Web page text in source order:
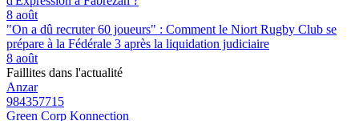
8 août
"On a dû recruter 60 joueurs" : Comment le Niort Rugby Club se
prépare à la Fédérale 3 après la liquidation judiciaire
8 août
Faillites dans l'actualité
Anzar
984357715
Green Corp Konnection